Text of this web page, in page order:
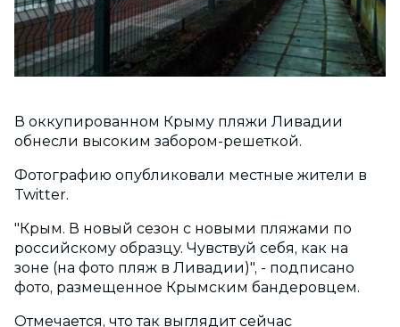
В оккупированном Крыму пляжи Ливадии
обнесли высоким забором-решеткой.
Фотографию опубликовали местные жители в
Twitter.
"Крым. В новый сезон с новыми пляжами по
российскому образцу. Чувствуй себя, как на
зоне (на фото пляж в Ливадии)", - подписано
фото, размещенное Крымским бандеровцем.
Отмечается, что так выглядит сейчас